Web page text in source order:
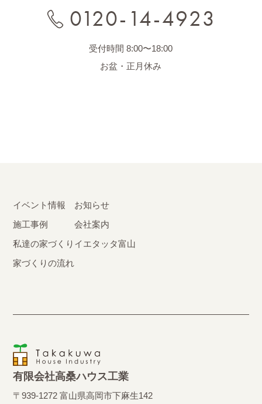
0120-14-4923
受付時間 8:00〜18:00
お盆・正月休み
有限会社高桑ハウス工業
〒939-1272 富山県高岡市下麻生142
イベント情報
施工事例
私達の家づくり
家づくりの流れ
お知らせ
会社案内
イエタッタ富山